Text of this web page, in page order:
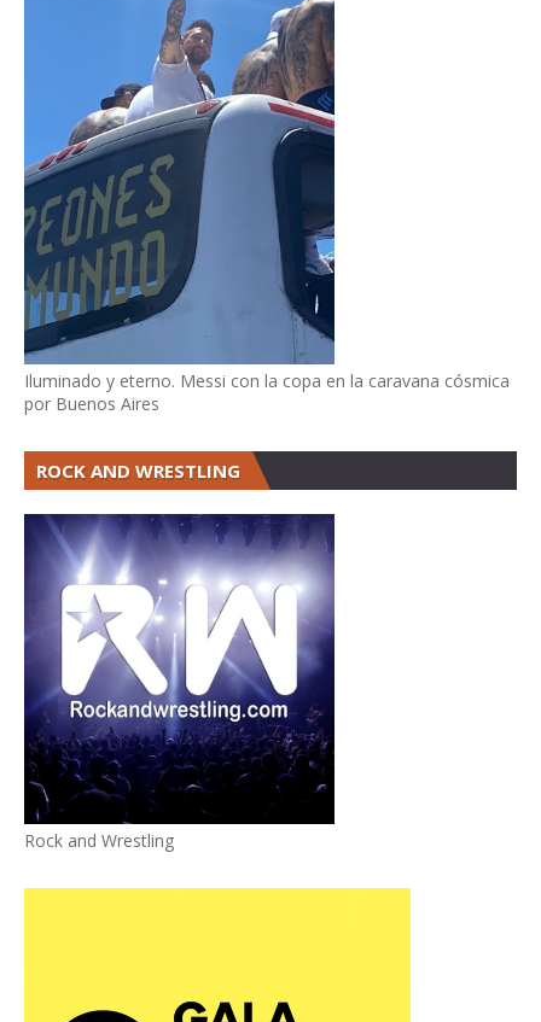
Iluminado y eterno. Messi con la copa en la caravana cósmica
por Buenos Aires
ROCK AND WRESTLING
Rock and Wrestling